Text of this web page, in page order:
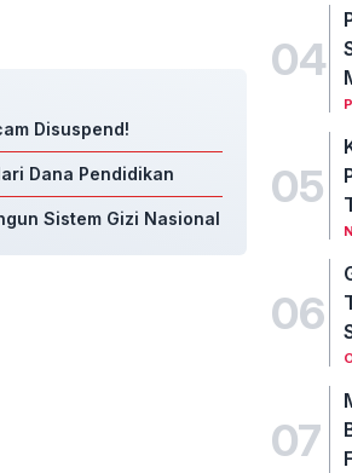
Disuspend!
Dana Pendidikan
Sistem Gizi Nasional
04
05
06
07